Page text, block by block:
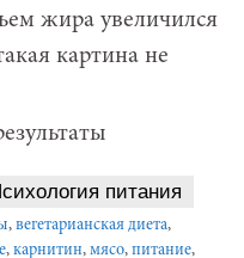
жира увеличился
картина не
питания
, вегетарианская диета,
, карнитин, мясо, питание,